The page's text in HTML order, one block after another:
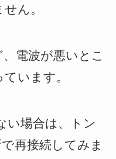
ん。
電波が悪いとこ
います。
い場合は、トン
再接続してみま